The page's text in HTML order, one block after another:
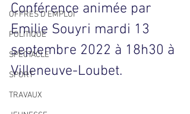
OFFRES D'EMPLOI
POLITIQUE
SPECTACLE
SPORT
TRAVAUX
Conférence animée par
Emilie Souyri mardi 13
septembre 2022 à 18h30 à
Villeneuve-Loubet.